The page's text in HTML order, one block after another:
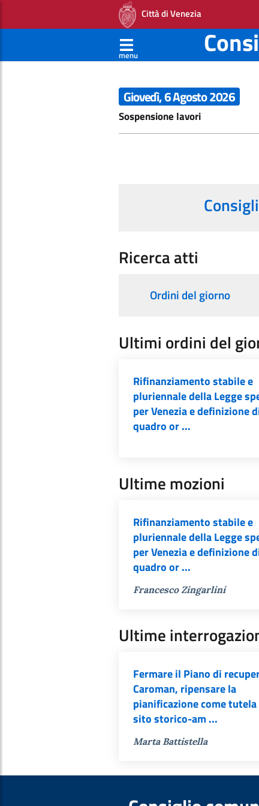
Città di Venezia
menu
Giovedì, 6 Agosto 2026
Sospensione lavori
Ricerca atti
Ordini del giorno
Ultimi ordini del
Rifinanziamento stabile e
pluriennale della Legge
per Venezia e definizione
quadro or ...
Ultime mozioni
Rifinanziamento stabile e
pluriennale della Legge
per Venezia e definizione
quadro or ...
Francesco Zingarlini
Ultime
Fermare il Piano di
Caroman, ripensare la
pianificazione come tutela
sito storico-am ...
Marta Battistella